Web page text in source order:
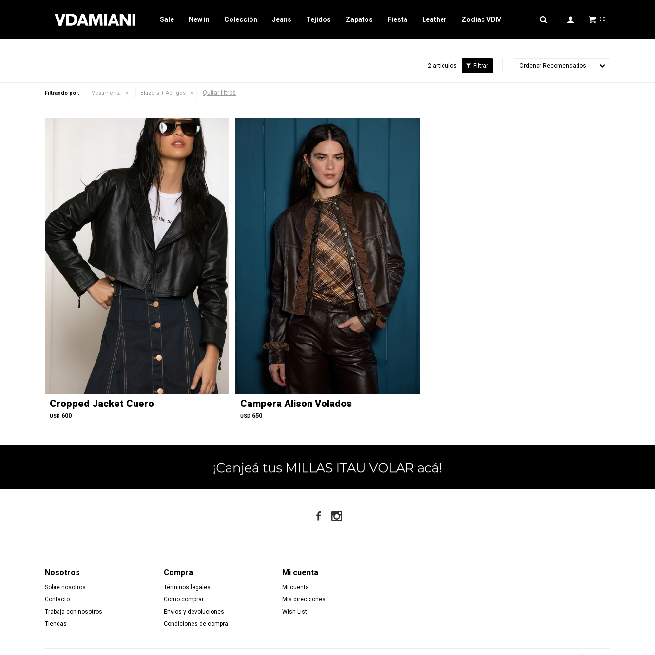
Sale New in Colección Jeans Tejidos Zapatos Fiesta Leather Zodiac VDM $ 0
2 artículos Recomendados
Filtrando por: Vestimenta Blazers + Abrigos Quitar filtros
Cropped Jacket Cuero
USD 600
Campera Alison Volados
USD 650
Nosotros
Sobre nosotros
Contacto
Trabaja con nosotros
Tiendas
Compra
Términos legales
Cómo comprar
Envíos y devoluciones
Condiciones de compra
Mi cuenta
Mi cuenta
Mis direcciones
Wish List
 